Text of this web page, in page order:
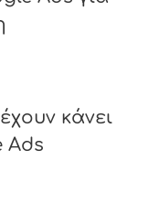
κάνει
Ads